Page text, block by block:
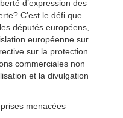
d’expression des
C’est le défi que
députés européens,
européenne sur
sur la protection
commerciales non
et la divulgation
menacées